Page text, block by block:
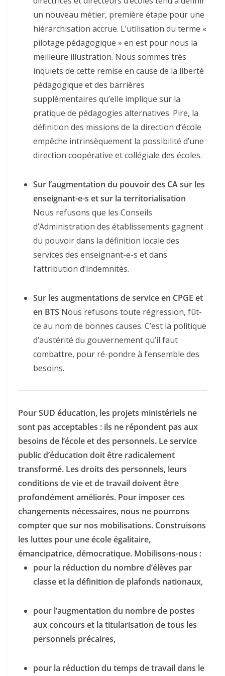
un nouveau métier, première étape pour une
hiérarchisation accrue. L’utilisation du terme «
pilotage pédagogique » en est pour nous la
meilleure illustration. Nous sommes très
inquiets de cette remise en cause de la liberté
pédagogique et des barrières
supplémentaires qu’elle implique sur la
pratique de pédagogies alternatives. Pire, la
définition des missions de la direction d’école
empêche intrinsèquement la possibilité d’une
direction coopérative et collégiale des écoles.
Sur l’augmentation du pouvoir des CA sur les
enseignant-e-s et sur la territorialisation
Nous refusons que les Conseils
d’Administration des établissements gagnent
du pouvoir dans la définition locale des
services des enseignant-e-s et dans
l’attribution d’indemnités.
Sur les augmentations de service en CPGE et
en BTS Nous refusons toute régression, fût-
ce au nom de bonnes causes. C’est la politique
d’austérité du gouvernement qu’il faut
combattre, pour ré-pondre à l’ensemble des
besoins.
Pour SUD éducation, les projets ministériels ne
sont pas acceptables : ils ne répondent pas aux
besoins de l’école et des personnels. Le service
public d’éducation doit être radicalement
transformé. Les droits des personnels, leurs
conditions de vie et de travail doivent être
profondément améliorés. Pour imposer ces
changements nécessaires, nous ne pourrons
compter que sur nos mobilisations. Construisons
les luttes pour une école égalitaire,
émancipatrice, démocratique. Mobilisons-nous :
pour la réduction du nombre d’élèves par
classe et la définition de plafonds nationaux,
pour l’augmentation du nombre de postes
aux concours et la titularisation de tous les
personnels précaires,
pour la réduction du temps de travail dans le